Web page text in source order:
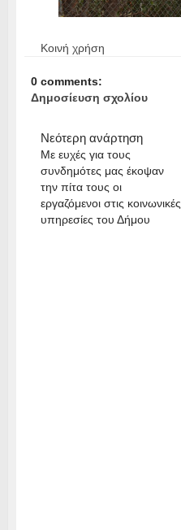
Κοινή χρήση
0 comments:
Δημοσίευση σχολίου
Νεότερη ανάρτηση
Με ευχές για τους
συνδημότες μας έκοψαν
την πίτα τους οι
εργαζόμενοι στις κοινωνικές
υπηρεσίες του Δήμου